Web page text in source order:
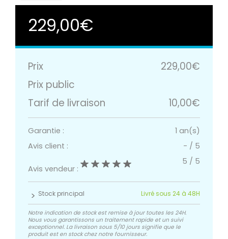
229,00€
Prix
229,00€
Prix public
Tarif de livraison
10,00€
Garantie :
1 an(s)
Avis client :
- / 5
Avis vendeur :
5 / 5
Stock principal Livré sous 24 à 48H
Notre indication de stock est remise à jour toutes les 24H.
Nous vous garantissons un traitement rapide et un suivi
exceptionnel. La livraison sous 5/10 jours signifie que le
produit est en stock chez notre fournisseur.